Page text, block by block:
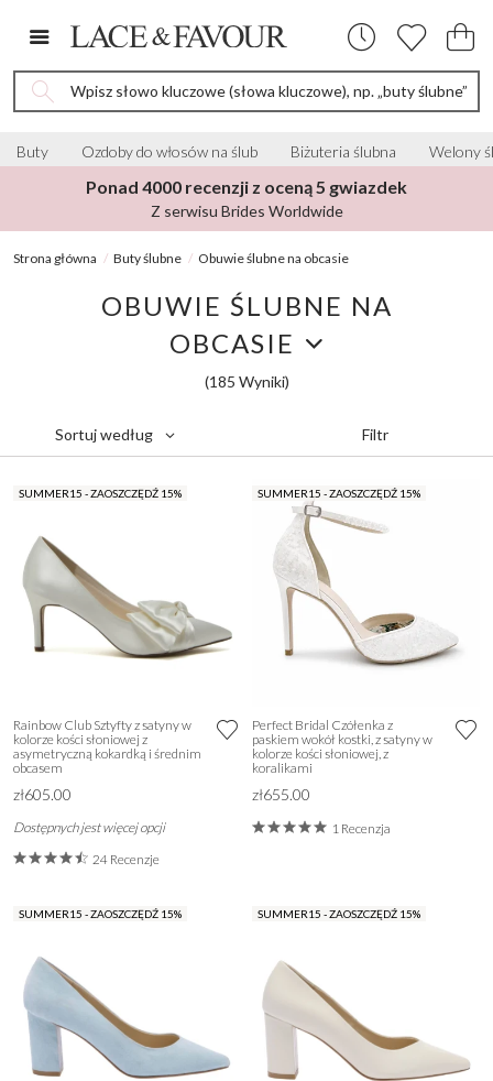
Wpisz słowo kluczowe (słowa kluczowe), np. „buty ślubne”
Buty Ozdoby do włosów na ślub Biżuteria ślubna Welony
Ponad 4000 recenzji z oceną 5 gwiazdek
Z serwisu Brides Worldwide
Strona główna Buty ślubne Obuwie ślubne na obcasie
OBUWIE ŚLUBNE NA
OBCASIE
(185 Wyniki)
Sortuj według Filtr
SUMMER15 - ZAOSZCZĘDŹ 15%
Rainbow Club Sztyfty z satyny w
kolorze kości słoniowej z
asymetryczną kokardką i średnim
obcasem
zł605.00
Dostępnych jest więcej opcji
24 Recenzje
SUMMER15 - ZAOSZCZĘDŹ 15%
Perfect Bridal Czółenka z
paskiem wokół kostki, z satyny w
kolorze kości słoniowej, z
koralikami
zł655.00
1 Recenzja
SUMMER15 - ZAOSZCZĘDŹ 15% SUMMER15 - ZAOSZCZĘDŹ 15%